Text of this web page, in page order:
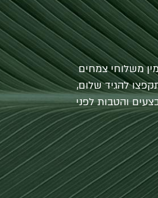
משלוחי צמחים
להגיד שלום,
והטבות לפני